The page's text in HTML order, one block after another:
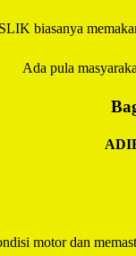
biasanya
Ada pula
motor dan